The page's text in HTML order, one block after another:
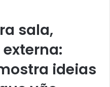
sala,
ideias